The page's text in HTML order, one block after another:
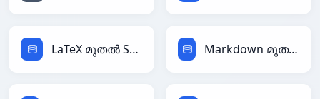
LaTeX മുതൽ SQL Markdown മുതൽ SQL